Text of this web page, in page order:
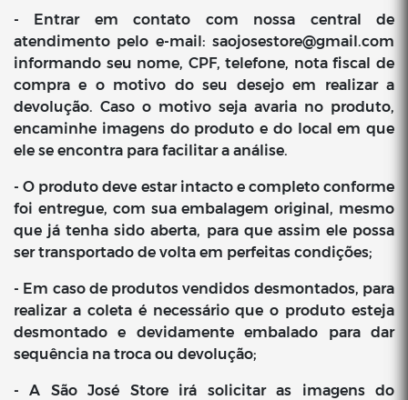
- Entrar em contato com nossa central de
atendimento pelo e-mail: saojosestore@gmail.com
informando seu nome, CPF, telefone, nota fiscal de
compra e o motivo do seu desejo em realizar a
devolução. Caso o motivo seja avaria no produto,
encaminhe imagens do produto e do local em que
ele se encontra para facilitar a análise.
- O produto deve estar intacto e completo conforme
foi entregue, com sua embalagem original, mesmo
que já tenha sido aberta, para que assim ele possa
ser transportado de volta em perfeitas condições;
- Em caso de produtos vendidos desmontados, para
realizar a coleta é necessário que o produto esteja
desmontado e devidamente embalado para dar
sequência na troca ou devolução;
- A São José Store irá solicitar as imagens do